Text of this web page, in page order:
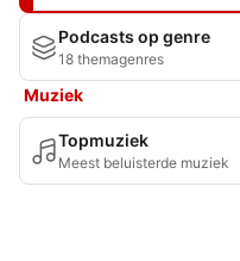
Podcasts op genre
18 themagenres
Muziek
Topmuziek
Meest beluisterde muziek